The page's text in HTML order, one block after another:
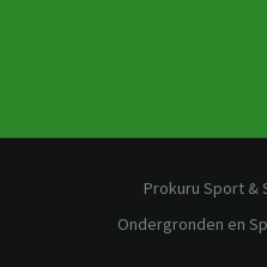
Prokuru Sport
Ondergronden en